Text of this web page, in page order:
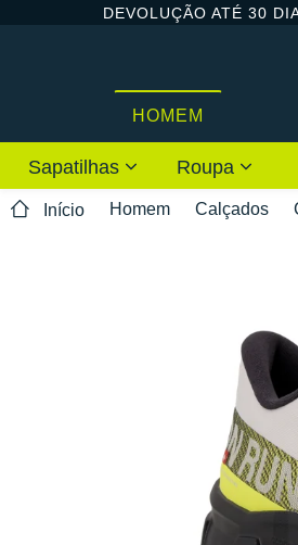
DEVOLUÇÃO ATÉ 30
HOMEM
Sapatilhas Roupa
Início Homem Calçados